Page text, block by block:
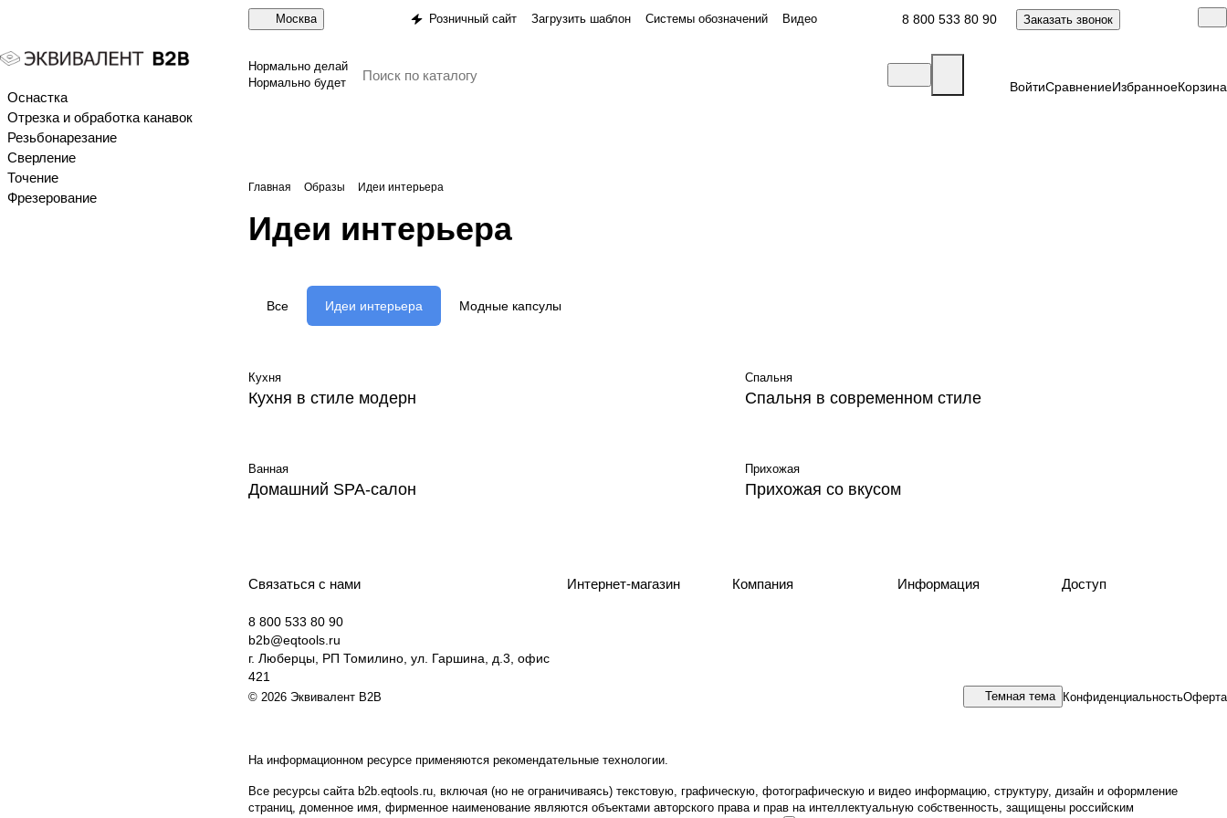
Москва Розничный сайт Загрузить шаблон Системы обозначений Видео 8 800 533 80 90 Заказать звонок
Нормально делай
Нормально будет
ВойтиСравнениеИзбранноеКорзина
Главная Образы Идеи интерьера
Идеи интерьера
Все Идеи интерьера Модные капсулы
Кухня
Кухня в стиле модерн
Спальня
Спальня в современном стиле
Ванная
Домашний SPA-салон
Прихожая
Прихожая со вкусом
Связаться с нами
8 800 533 80 90
b2b@eqtools.ru
г. Люберцы, РП Томилино, ул. Гаршина, д.3, офис
421
Интернет-магазин Компания Информация Доступ
© 2026 Эквивалент B2B Темная тема КонфиденциальностьОферта
На информационном ресурсе применяются рекомендательные технологии.
Все ресурсы сайта b2b.eqtools.ru, включая (но не ограничиваясь) текстовую, графическую, фотографическую и видео информацию, структуру, дизайн и оформление
страниц, доменное имя, фирменное наименование являются объектами авторского права и прав на интеллектуальную собственность, защищены российским
Оснастка
Отрезка и обработка канавок
Резьбонарезание
Сверление
Точение
Фрезерование